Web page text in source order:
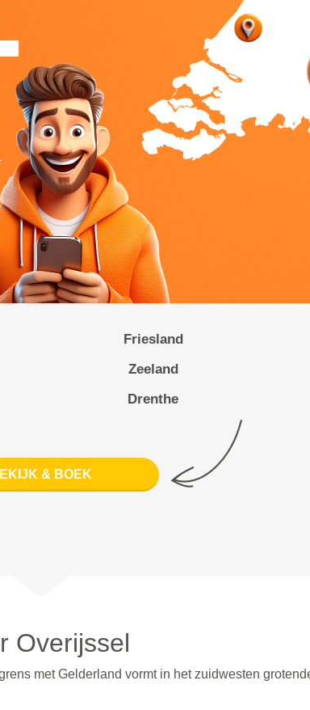
Friesland
Zeeland
Drenthe
& BOEK
Overijssel
met Gelderland vormt in het zuidwesten